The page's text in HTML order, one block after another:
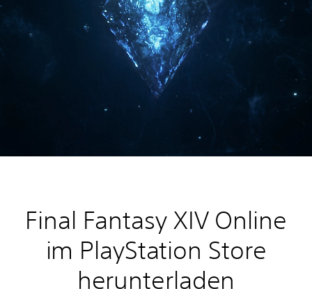
Final Fantasy XIV Online
im PlayStation Store
herunterladen